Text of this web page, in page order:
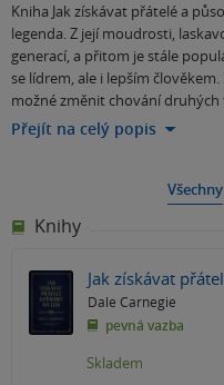
Kniha Jak získávat přátelé a
legenda. Z její moudrosti,
generací, a přitom je stále
se lídrem, ale i lepším
možné změnit chování
Přejít na celý popis
Všechny
Knihy
Jak získávat
Dale Carnegie
pevná vazba
Skladem